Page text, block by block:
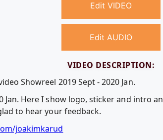
Edit VIDEO
Edit AUDIO
VIDEO DESCRIPTION:
Showreel 2019 Sept - 2020 Jan.
Jan. Here I show logo, sticker and intro
to hear your feedback.
joakimkarud